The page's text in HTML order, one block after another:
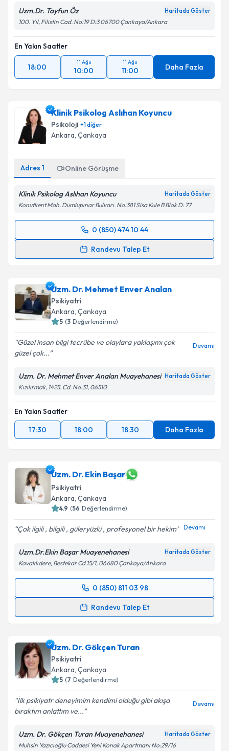
Metni'ni okudum ve kişisel verilerimin belirtilen
kapsamda işlenmesini kabul ediyorum.
Takvim Talebini Gönder
Uzm.Dr. Tayfun Öz Haritada Göster
100. Yıl, Filistin Cad. No:19 D:3 06700 Çankaya/Ankara
En Yakın Saatler
18:00
11 Ağu
10:00
11 Ağu
11:00 Daha Fazla
Klinik Psikolog Aslıhan Koyuncu
Psikoloji +1diğer
Ankara, Çankaya
Adres 1 Online Görüşme
Klinik Psikolog Aslıhan Koyuncu Haritada Göster
Konutkent Mah. Dumlupınar Bulvarı. No:381 Sisa Kule B Blok D: 77
0 (850) 474 10 44
Randevu Talep Et
Randevu Takvimi Talebi
almanız için bir takvim hazırlandığında e-posta ile
bilgilendireceğiz.
E-posta Adresiniz
Metni'ni okudum ve kişisel verilerimin belirtilen
kapsamda işlenmesini kabul ediyorum.
Takvim Talebini Gönder
Uzm. Dr. Mehmet Enver Analan
Psikiyatri
Ankara, Çankaya
5 (3 Değerlendirme)
Güzel insan bilgi tecrübe ve olaylara yaklaşımı çok
güzel çok...
Devamı
Uzm. Dr. Mehmet Enver Analan Muayehanesi Haritada Göster
Kızılırmak, 1425. Cd. No:31, 06510
En Yakın Saatler
17:30
18:00 18:30 Daha Fazla
Uzm. Dr. Ekin Başar
Psikiyatri
Ankara, Çankaya
4.9 (56 Değerlendirme)
Çok ilgili , bilgili , güleryüzlü , profesyonel bir hekim Devamı
Uzm.Dr.Ekin Başar Muayenehanesi Haritada Göster
Kavaklıdere, Bestekar Cd 15/1, 06680 Çankaya/Ankara
0 (850) 811 03 98
Randevu Talep Et
Randevu Takvimi Talebi
takvim hazırlandığında e-posta ile bilgilendireceğiz.
E-posta Adresiniz
kapsamda işlenmesini kabul ediyorum.
Uzm. Dr. Gökçen Turan
Psikiyatri
Ankara, Çankaya
5 (7 Değerlendirme)
İlk psikiyatr deneyimim kendimi olduğu gibi akışa
bıraktım anlattım ve...
Devamı
Uzm. Dr. Gökçen Turan Muayenehanesi Haritada Göster
Muhsin Yazıcıoğlu Caddesi Yeni Konak Apartmanı No:29/16